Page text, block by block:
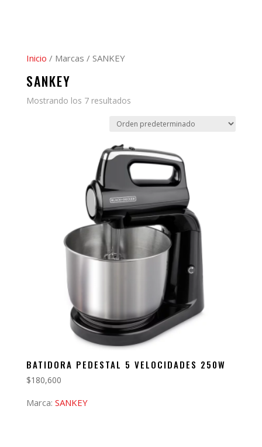
Inicio / Marcas / SANKEY
SANKEY
Mostrando los 7 resultados
BATIDORA PEDESTAL 5 VELOCIDADES 250W
$180,600
Marca: SANKEY